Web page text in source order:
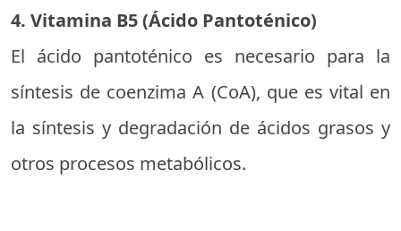
4. Vitamina B5 (Ácido Pantoténico)
El ácido pantoténico es necesario para la
síntesis de coenzima A (CoA), que es vital en
la síntesis y degradación de ácidos grasos y
otros procesos metabólicos.